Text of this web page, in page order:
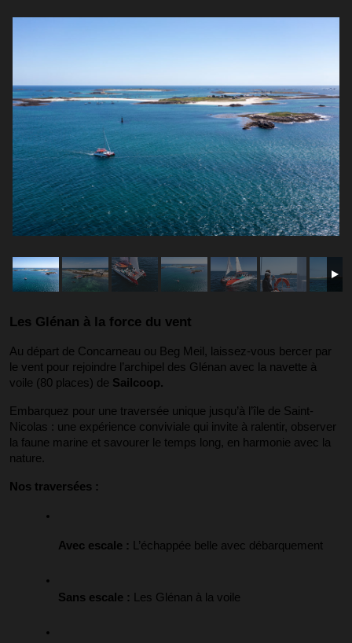
Les Glénan à la force du vent
Au départ de Concarneau ou Beg Meil, laissez-vous bercer par
le vent pour rejoindre l’archipel des Glénan avec la navette à
voile (80 places) de Sailcoop.
Embarquez pour une traversée unique jusqu’à l’île de Saint-
Nicolas : une expérience conviviale qui invite à ralentir, observer
la faune marine et savourer le temps long, en harmonie avec la
nature.
Nos traversées :
Avec escale : L’échappée belle avec débarquement
Sans escale : Les Glénan à la voile